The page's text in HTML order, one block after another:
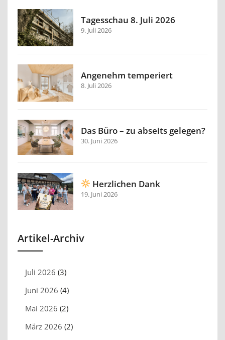
Tagesschau 8. Juli 2026
9. Juli 2026
Angenehm temperiert
8. Juli 2026
Das Büro – zu abseits gelegen?
30. Juni 2026
Herzlichen Dank
19. Juni 2026
Artikel-Archiv
Juli 2026 (3)
Juni 2026 (4)
Mai 2026 (2)
März 2026 (2)